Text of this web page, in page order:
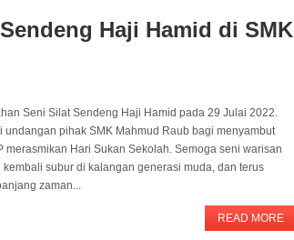
Haji Hamid di SMK
Seni Silat Sendeng Haji Hamid pada 29 Julai 2022.
undangan pihak SMK Mahmud Raub bagi menyambut
merasmikan Hari Sukan Sekolah. Semoga seni warisan
kembali subur di kalangan generasi muda, dan terus
zaman...
READ MORE